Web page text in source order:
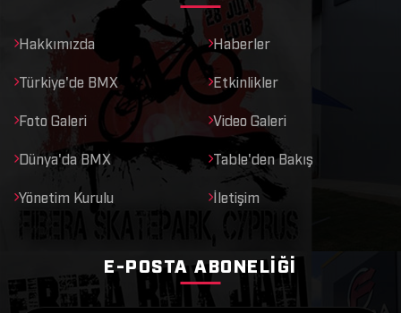
Hakkımızda Haberler
Türkiye'de BMX Etkinlikler
Foto Galeri Video Galeri
Dünya'da BMX Table'den Bakış
Yönetim Kurulu İletişim
E-POSTA ABONELIĞI